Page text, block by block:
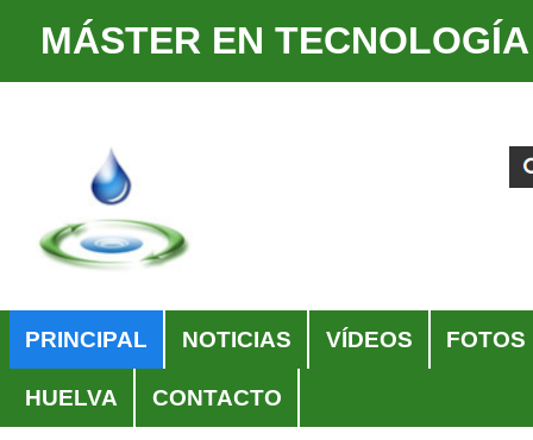
MÁSTER EN
contenido.
Saltar
Búsqueda
Avanzada…
PRINCIPAL NOTICIAS VÍDEOS FOTOS
HUELVA CONTACTO